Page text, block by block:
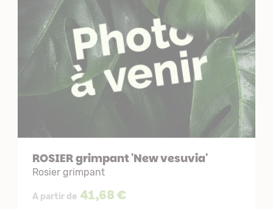
ROSIER grimpant 'New vesuvia'
Rosier grimpant
A partir de 41,68 €